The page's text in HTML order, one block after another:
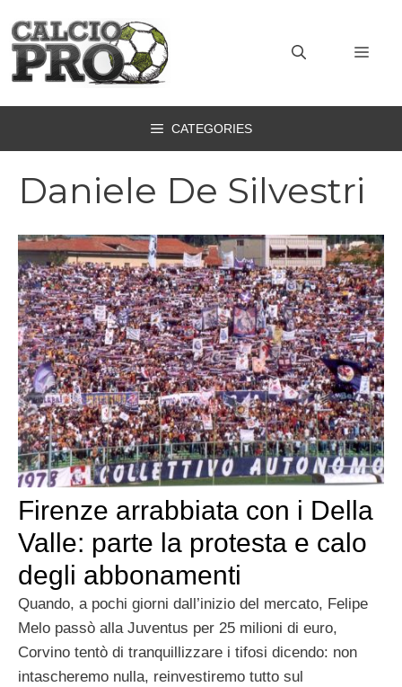
contenuto
CATEGORIES
Daniele De Silvestri
Firenze arrabbiata con i Della
Valle: parte la protesta e calo
degli abbonamenti
Quando, a pochi giorni dall’inizio del mercato, Felipe
Melo passò alla Juventus per 25 milioni di euro,
Corvino tentò di tranquillizzare i tifosi dicendo: non
intascheremo nulla, reinvestiremo tutto sul